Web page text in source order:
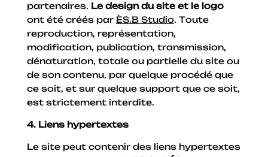
partenaires. Le design du site et le logo
ont été créés par ÈS.B Studio. Toute
reproduction, représentation,
modification, publication, transmission,
dénaturation, totale ou partielle du site ou
de son contenu, par quelque procédé que
ce soit, et sur quelque support que ce soit,
est strictement interdite.
4. Liens hypertextes
Le site peut contenir des liens hypertextes